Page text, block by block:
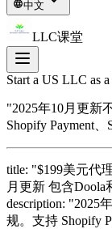
中文
LLC课堂
Start a US LLC as
"2025年10月更新
Shopify Payment
title: "$199美元代
月更新 包含Doola
description: "2025
规。支持 Shopify